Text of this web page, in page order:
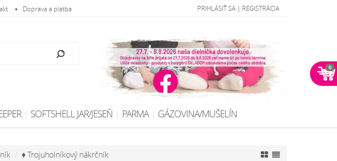
Doprava a platba PRIHLÁSIŤ SA | REGISTRÁCIA
0
SOFTSHELL JAR/JESEŇ PARMA GÁZOVINA/MUŠELÍN
♦ Trojuholníkový nákrčník